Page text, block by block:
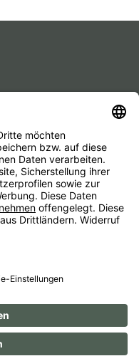
zzgl.
Schnorr - with
Datenschutz